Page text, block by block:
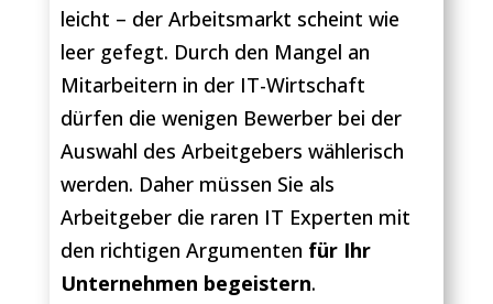
leicht – der Arbeitsmarkt scheint wie
leer gefegt. Durch den Mangel an
Mitarbeitern in der IT-Wirtschaft
dürfen die wenigen Bewerber bei der
Auswahl des Arbeitgebers wählerisch
werden. Daher müssen Sie als
Arbeitgeber die raren IT Experten mit
den richtigen Argumenten für Ihr
Unternehmen begeistern.